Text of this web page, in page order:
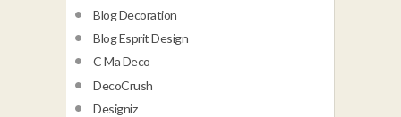
Blog Decoration
Blog Esprit Design
C Ma Deco
DecoCrush
Designiz